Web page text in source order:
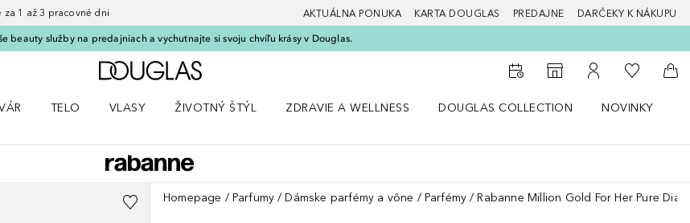
1 až 3 pracovné dni AKTUÁLNA PONUKA KARTA DOUGLAS PREDAJNE DARČEKY K NÁKUPU
beauty služby na predajniach a vychutnajte si svoju chvíľu krásy v Douglas.
Domov
Do vyhľadávača predajní
Do môjho účtu
Do môjho
Do
TELO
VLASY
ŽIVOTNÝ ŠTÝL
ZDRAVIE A WELLNESS
DOUGLAS COLLECTION
NOVINKY
Homepage Parfumy Dámske parfémy a vône Parfémy Rabanne Million Gold For Her Pure